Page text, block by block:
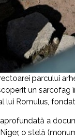
parcului
un
lui Romulus,
a
o stelă